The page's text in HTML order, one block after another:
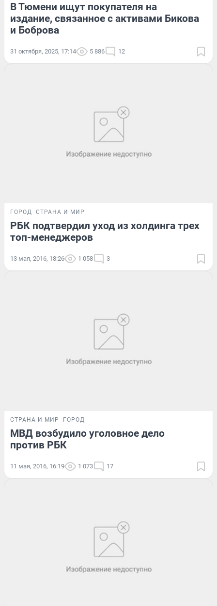
В Тюмени ищут покупателя на
издание, связанное с активами Бикова
и Боброва
31 октября, 2025, 17:14 5 886 12
ГОРОД СТРАНА И МИР
РБК подтвердил уход из холдинга трех
топ-менеджеров
13 мая, 2016, 18:26 1 058 3
СТРАНА И МИР ГОРОД
МВД возбудило уголовное дело
против РБК
11 мая, 2016, 16:19 1 073 17